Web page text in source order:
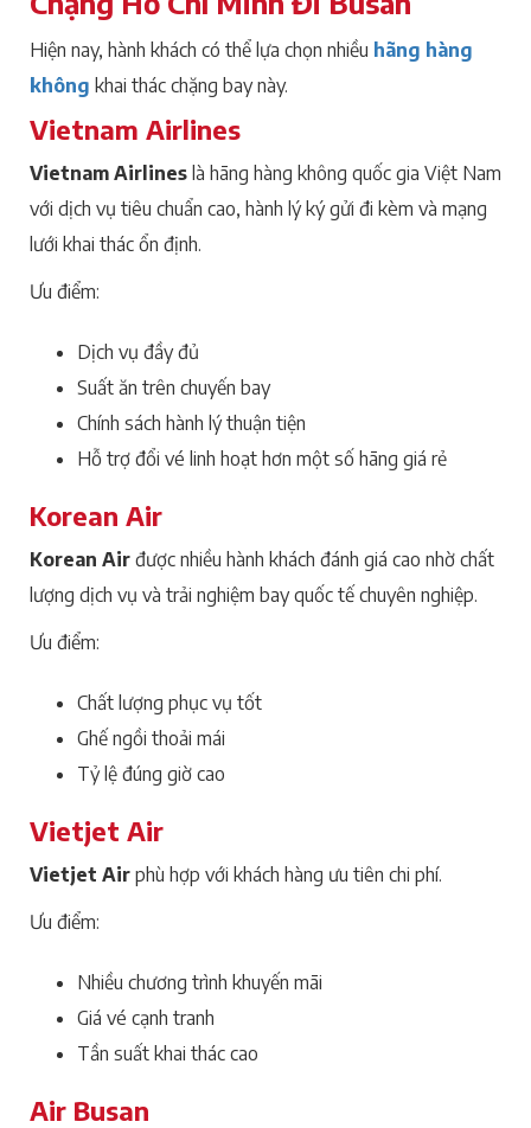
Hiện nay, hành khách có thể lựa chọn nhiều hãng hàng
không khai thác chặng bay này.
Vietnam Airlines
Vietnam Airlines là hãng hàng không quốc gia Việt Nam
với dịch vụ tiêu chuẩn cao, hành lý ký gửi đi kèm và mạng
lưới khai thác ổn định.
Ưu điểm:
Dịch vụ đầy đủ
Suất ăn trên chuyến bay
Chính sách hành lý thuận tiện
Hỗ trợ đổi vé linh hoạt hơn một số hãng giá rẻ
Korean Air
Korean Air được nhiều hành khách đánh giá cao nhờ chất
lượng dịch vụ và trải nghiệm bay quốc tế chuyên nghiệp.
Ưu điểm:
Chất lượng phục vụ tốt
Ghế ngồi thoải mái
Tỷ lệ đúng giờ cao
Vietjet Air
Vietjet Air phù hợp với khách hàng ưu tiên chi phí.
Ưu điểm:
Nhiều chương trình khuyến mãi
Giá vé cạnh tranh
Tần suất khai thác cao
Air Busan